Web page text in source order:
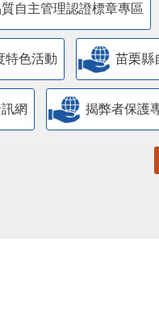
自主管理認證標章專區
特色活動 苗栗縣
網 揭弊者保護